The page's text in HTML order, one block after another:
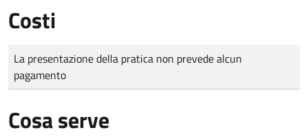
Costi
Tipo di pagamento
Importo
La presentazione della pratica non prevede alcun
pagamento
Cosa serve